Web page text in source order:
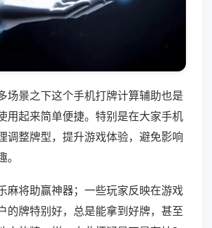
场景之下这个手机打牌计算辅助也是
用起来简单便捷。特别是在大家手机
调整牌型，提升游戏体验，避免影响
麻将助赢神器；一些玩家反映在游戏
的牌特别好，总是能拿到好牌，甚至